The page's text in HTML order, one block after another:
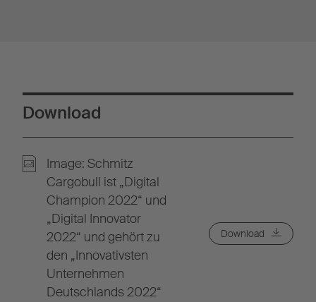
Download
Image: Schmitz
Cargobull ist „Digital
Champion 2022“ und
„Digital Innovator
2022“ und gehört zu
den „Innovativsten
Unternehmen
Deutschlands 2022“
Download